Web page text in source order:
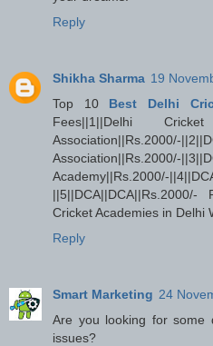
Reply
Shikha Sharma 19
Top 10 Best Delhi
Fees||1||Delhi
Academy||Rs.2000/-
Cricket Academies in Delhi
Reply
Smart Marketing 24
Are you looking for some
issues?